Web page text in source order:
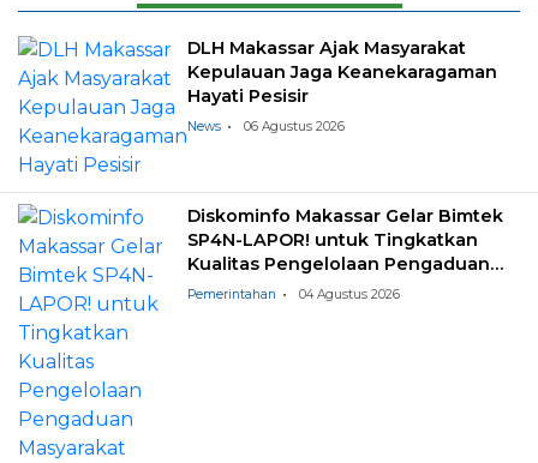
DLH Makassar Ajak Masyarakat
Kepulauan Jaga Keanekaragaman
Hayati Pesisir
News 06 Agustus 2026
Diskominfo Makassar Gelar Bimtek
SP4N-LAPOR! untuk Tingkatkan
Kualitas Pengelolaan Pengaduan
Masyarakat
Pemerintahan 04 Agustus 2026